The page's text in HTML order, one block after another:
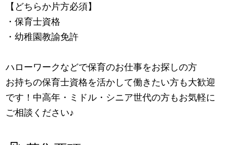
【どちらか片方必須】
・保育士資格
・幼稚園教諭免許
ハローワークなどで保育のお仕事をお探しの方
お持ちの保育士資格を活かして働きたい方も大歓迎
です！中高年・ミドル・シニア世代の方もお気軽に
ご相談ください♪